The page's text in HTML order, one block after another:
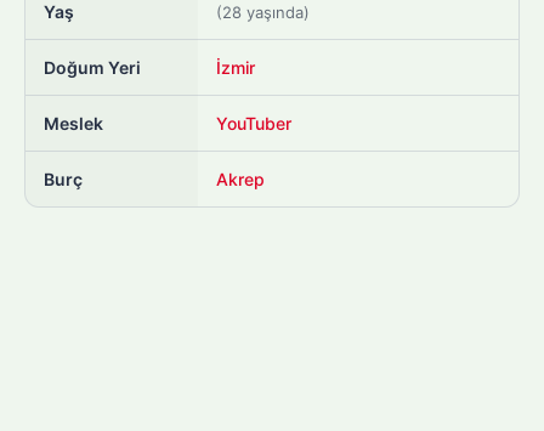
Yaş
(28 yaşında)
Doğum Yeri İzmir
Meslek YouTuber
Burç Akrep